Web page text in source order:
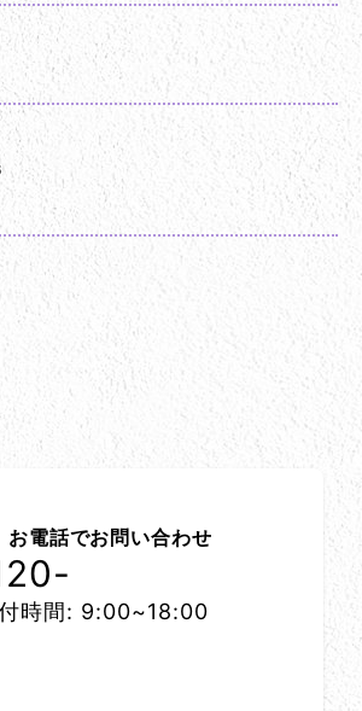
お電話でお問い合わせ
時間: 9:00~18:00